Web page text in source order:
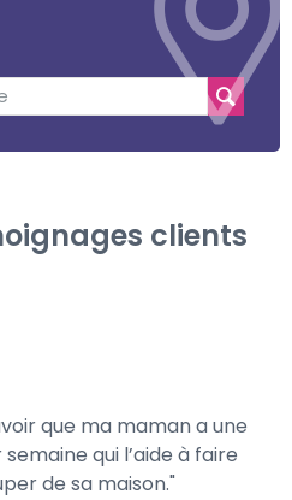
clients
que ma maman a une
qui l’aide à faire
de sa maison.